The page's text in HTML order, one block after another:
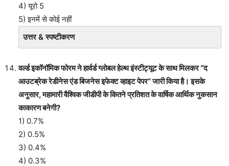
4) यूरो 5
5) इनमें से कोई नहीं
उत्तर & स्पष्टीकरण
वर्ल्ड इकॉनॉमिक फोरम ने हार्वर्ड ग्लोबल हेल्थ इंस्टीट्यूट के साथ मिलकर “द
आउटब्रेक रेडीनेस एंड बिजनेस इफेक्ट व्हाइट पेपर” जारी किया है। इसके
अनुसार, महामारी वैश्विक जीडीपी के कितने प्रतिशत के वार्षिक आर्थिक नुकसान
काकारण बनेगी?
1) 0.7%
2) 0.5%
3) 0.4%
4) 0.3%